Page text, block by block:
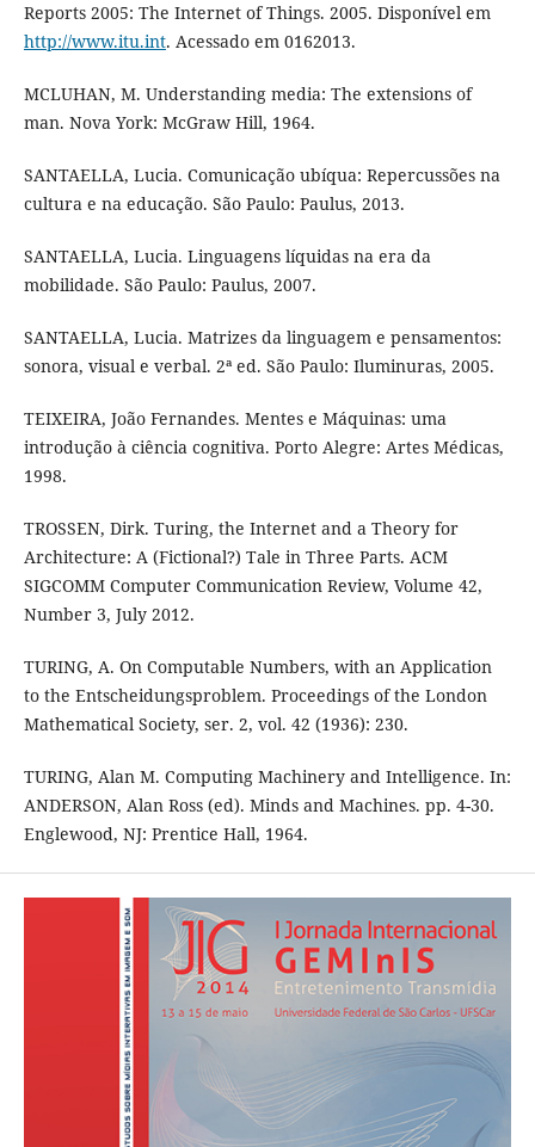
Reports 2005: The Internet of Things. 2005. Disponível em
http://www.itu.int. Acessado em 0162013.
MCLUHAN, M. Understanding media: The extensions of
man. Nova York: McGraw Hill, 1964.
SANTAELLA, Lucia. Comunicação ubíqua: Repercussões na
cultura e na educação. São Paulo: Paulus, 2013.
SANTAELLA, Lucia. Linguagens líquidas na era da
mobilidade. São Paulo: Paulus, 2007.
SANTAELLA, Lucia. Matrizes da linguagem e pensamentos:
sonora, visual e verbal. 2ª ed. São Paulo: Iluminuras, 2005.
TEIXEIRA, João Fernandes. Mentes e Máquinas: uma
introdução à ciência cognitiva. Porto Alegre: Artes Médicas,
1998.
TROSSEN, Dirk. Turing, the Internet and a Theory for
Architecture: A (Fictional?) Tale in Three Parts. ACM
SIGCOMM Computer Communication Review, Volume 42,
Number 3, July 2012.
TURING, A. On Computable Numbers, with an Application
to the Entscheidungsproblem. Proceedings of the London
Mathematical Society, ser. 2, vol. 42 (1936): 230.
TURING, Alan M. Computing Machinery and Intelligence. In:
ANDERSON, Alan Ross (ed). Minds and Machines. pp. 4-30.
Englewood, NJ: Prentice Hall, 1964.